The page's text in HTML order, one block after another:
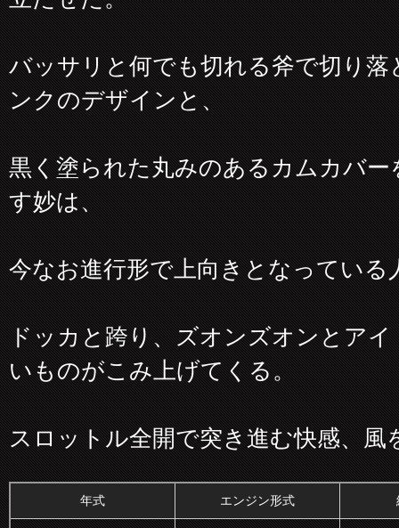
バッサリと何でも切れる斧で切り
ンクのデザインと、
黒く塗られた丸みのあるカムカバ
す妙は、
今なお進行形で上向きとなっている
ドッカと跨り、ズオンズオンとア
いものがこみ上げてくる。
スロットル全開で突き進む快感、風
年式 エンジン形式